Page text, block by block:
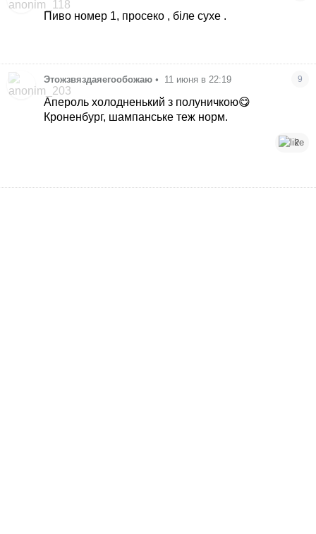
Пиво номер 1, просеко , біле сухе .
Этожзвяздаяегообожаю • 11 июня в 22:19 9
Апероль холодненький з полуничкою😋
Кроненбург, шампанське теж норм.
2